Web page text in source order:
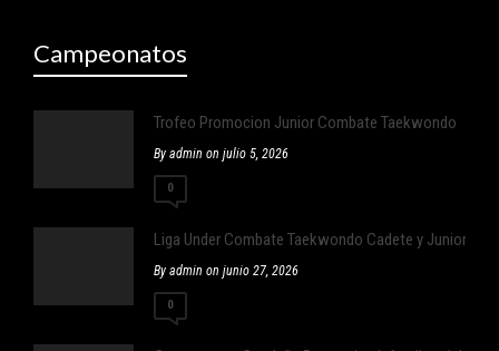
Campeonatos
Trofeo Promocion Junior Combate Taekwondo
By admin on julio 5, 2026
0
Liga Under Combate Taekwondo Cadete y Junior
By admin on junio 27, 2026
0